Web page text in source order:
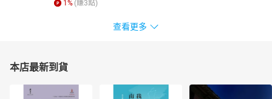
1 % (賺3點)
查看更多
本店最新到貨